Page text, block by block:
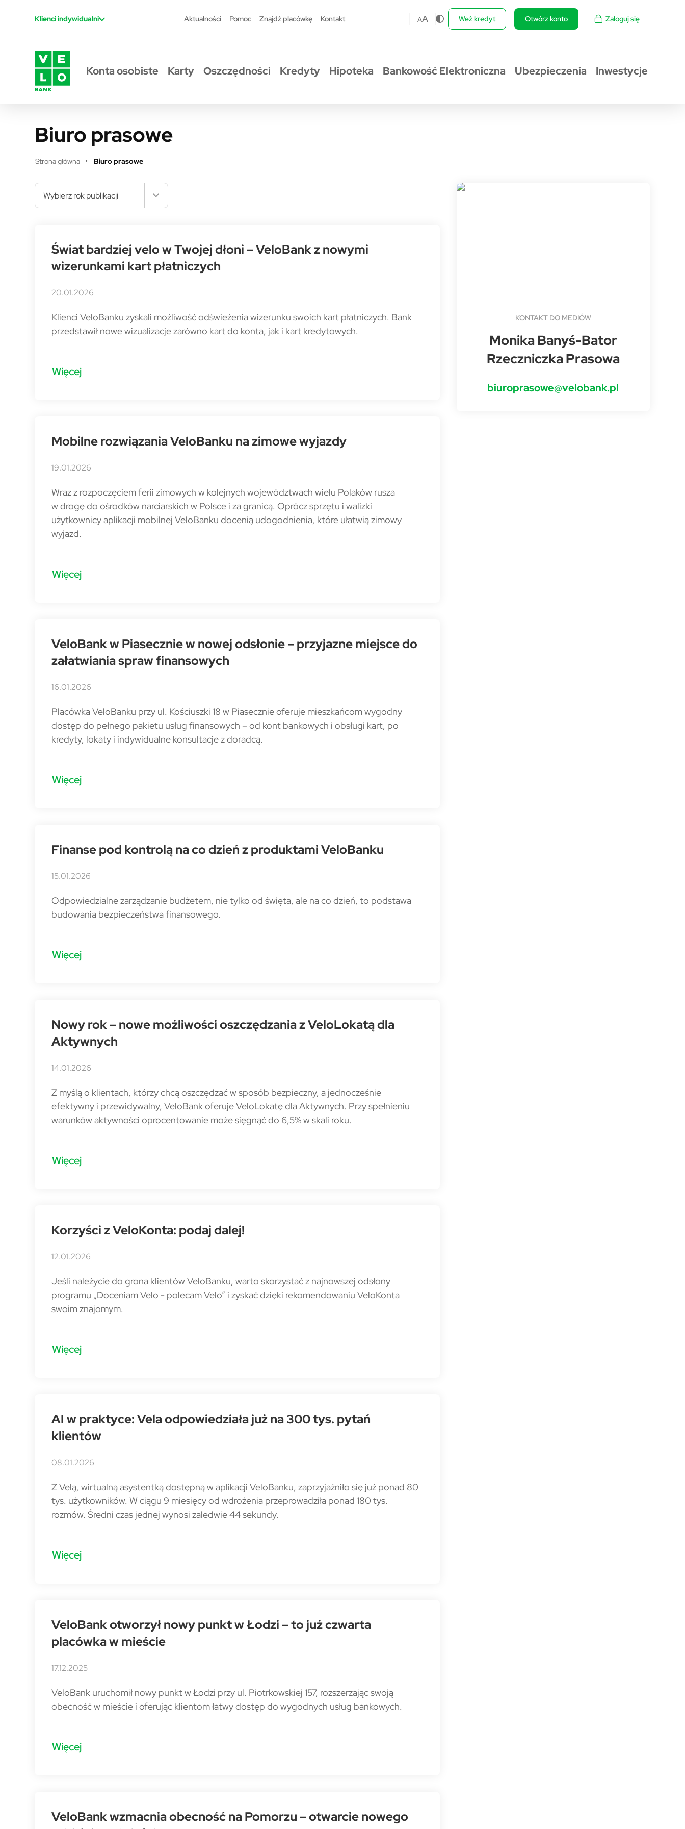
Klienci indywidualni Aktualności Pomoc Znajdź placówkę Kontakt AA Weź kredyt Otwórz konto Zaloguj się
Konta osobiste Karty Oszczędności Kredyty Hipoteka Bankowość Elektroniczna Ubezpieczenia Inwestycje
Biuro prasowe
Strona główna Biuro prasowe
Wybierz rok publikacji
Świat bardziej velo w Twojej dłoni – VeloBank z nowymi
wizerunkami kart płatniczych
20.01.2026
Klienci VeloBanku zyskali możliwość odświeżenia wizerunku swoich kart płatniczych. Bank
przedstawił nowe wizualizacje zarówno kart do konta, jak i kart kredytowych.
Więcej
Mobilne rozwiązania VeloBanku na zimowe wyjazdy
19.01.2026
Wraz z rozpoczęciem ferii zimowych w kolejnych województwach wielu Polaków rusza
w drogę do ośrodków narciarskich w Polsce i za granicą. Oprócz sprzętu i walizki
użytkownicy aplikacji mobilnej VeloBanku docenią udogodnienia, które ułatwią zimowy
wyjazd.
Więcej
VeloBank w Piasecznie w nowej odsłonie – przyjazne miejsce do
załatwiania spraw finansowych
16.01.2026
Placówka VeloBanku przy ul. Kościuszki 18 w Piasecznie oferuje mieszkańcom wygodny
dostęp do pełnego pakietu usług finansowych – od kont bankowych i obsługi kart, po
kredyty, lokaty i indywidualne konsultacje z doradcą.
Więcej
Finanse pod kontrolą na co dzień z produktami VeloBanku
15.01.2026
Odpowiedzialne zarządzanie budżetem, nie tylko od święta, ale na co dzień, to podstawa
budowania bezpieczeństwa finansowego.
Więcej
Nowy rok – nowe możliwości oszczędzania z VeloLokatą dla
Aktywnych
14.01.2026
Z myślą o klientach, którzy chcą oszczędzać w sposób bezpieczny, a jednocześnie
efektywny i przewidywalny, VeloBank oferuje VeloLokatę dla Aktywnych. Przy spełnieniu
warunków aktywności oprocentowanie może sięgnąć do 6,5% w skali roku.
Więcej
Korzyści z VeloKonta: podaj dalej!
12.01.2026
Jeśli należycie do grona klientów VeloBanku, warto skorzystać z najnowszej odsłony
programu „Doceniam Velo - polecam Velo” i zyskać dzięki rekomendowaniu VeloKonta
swoim znajomym.
Więcej
AI w praktyce: Vela odpowiedziała już na 300 tys. pytań
klientów
08.01.2026
Z Velą, wirtualną asystentką dostępną w aplikacji VeloBanku, zaprzyjaźniło się już ponad 80
tys. użytkowników. W ciągu 9 miesięcy od wdrożenia przeprowadziła ponad 180 tys.
rozmów. Średni czas jednej wynosi zaledwie 44 sekundy.
Więcej
VeloBank otworzył nowy punkt w Łodzi – to już czwarta
placówka w mieście
17.12.2025
VeloBank uruchomił nowy punkt w Łodzi przy ul. Piotrkowskiej 157, rozszerzając swoją
obecność w mieście i oferując klientom łatwy dostęp do wygodnych usług bankowych.
Więcej
VeloBank wzmacnia obecność na Pomorzu – otwarcie nowego
Rzecznik prasowy
KONTAKT DO MEDIÓW
Monika Banyś-Bator
Rzeczniczka Prasowa
biuroprasowe@velobank.pl